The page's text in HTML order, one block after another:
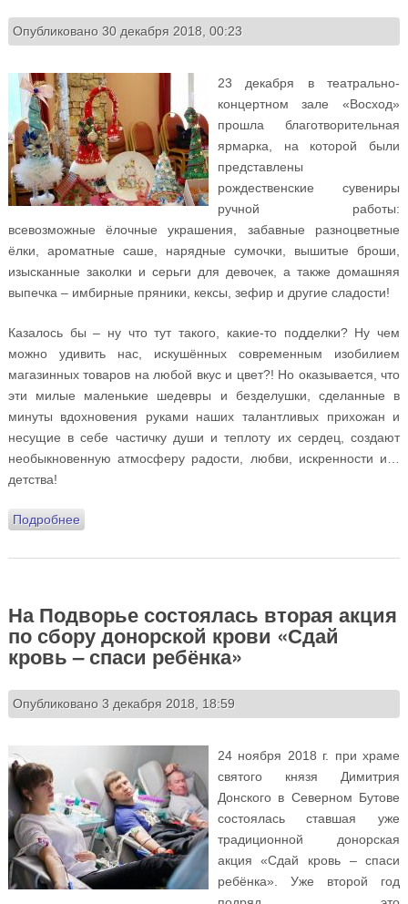
Опубликовано 30 декабря 2018, 00:23
23 декабря в театрально-
концертном зале «Восход»
прошла благотворительная
ярмарка, на которой были
представлены
рождественские сувениры
ручной работы:
всевозможные ёлочные украшения, забавные разноцветные
ёлки, ароматные саше, нарядные сумочки, вышитые броши,
изысканные заколки и серьги для девочек, а также домашняя
выпечка – имбирные пряники, кексы, зефир и другие сладости!
Казалось бы – ну что тут такого, какие-то подделки? Ну чем
можно удивить нас, искушённых современным изобилием
магазинных товаров на любой вкус и цвет?! Но оказывается, что
эти милые маленькие шедевры и безделушки, сделанные в
минуты вдохновения руками наших талантливых прихожан и
несущие в себе частичку души и теплоту их сердец, создают
необыкновенную атмосферу радости, любви, искренности и…
детства!
Подробнеео Предрождественская благотворительная ярмарка
На Подворье состоялась вторая акция
по сбору донорской крови «Сдай
кровь – спаси ребёнка»
Опубликовано 3 декабря 2018, 18:59
24 ноября 2018 г. при храме
святого князя Димитрия
Донского в Северном Бутове
состоялась ставшая уже
традиционной донорская
акция «Сдай кровь – спаси
ребёнка». Уже второй год